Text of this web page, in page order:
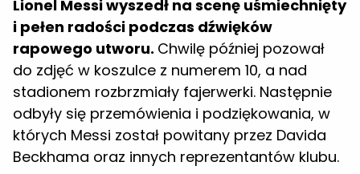
rapowego utworu.Chwilę później pozował
do zdjęć w koszulce z numerem 10, a nad
stadionem rozbrzmiały fajerwerki. Następnie
odbyły się przemówienia i podziękowania, w
których Messi został powitany przez Davida
Beckhama oraz innych reprezentantów klubu.
Analiza meczy piłkarskich - Dowiedz się więcej